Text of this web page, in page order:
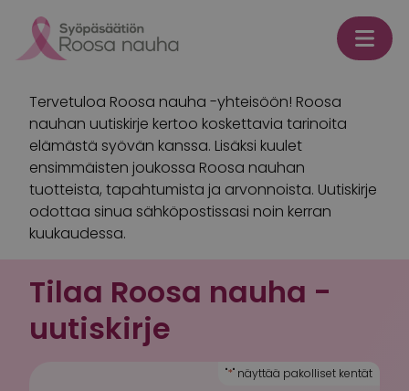
Tervetuloa Roosa nauha -yhteisöön! Roosa
nauhan uutiskirje kertoo koskettavia tarinoita
elämästä syövän kanssa. Lisäksi kuulet
ensimmäisten joukossa Roosa nauhan
tuotteista, tapahtumista ja arvonnoista. Uutiskirje
odottaa sinua sähköpostissasi noin kerran
kuukaudessa.
Tilaa Roosa nauha -
uutiskirje
"*" näyttää pakolliset kentät